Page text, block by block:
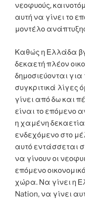
νεοφυούς,
αυτή να γίνει το
μοντέλο
Καθώς η Ελλάδα
δεκαετή πλέον
δημοσιεύονται για
συγκριτικά λίγες
γίνει από δω και
είναι το επόμενο
η χαμένη
ενδεχόμενο στο
αυτό εντάσσεται
να γίνουν οι
επόμενο
χώρα. Να γίνει η
Nation, να γίνει